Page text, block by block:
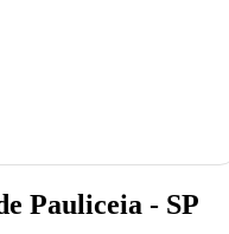
Pauliceia - SP